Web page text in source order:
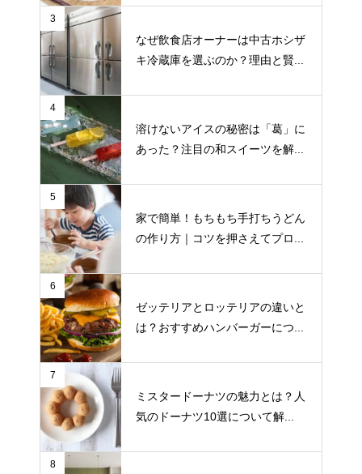
3
なぜ飲食店オーナーは中古ホシザ
キ冷蔵庫を選ぶのか？理由と賢...
4
溶けないアイスの秘密は「葛」に
あった？注目の和スイーツを解...
5
家で簡単！もちもち手打ちうどん
の作り方｜コツを押さえてプロ...
6
ゼッテリアとロッテリアの違いと
は？おすすめハンバーガーにつ...
7
ミスタードーナツの魅力とは？人
気のドーナツ10選について解...
8